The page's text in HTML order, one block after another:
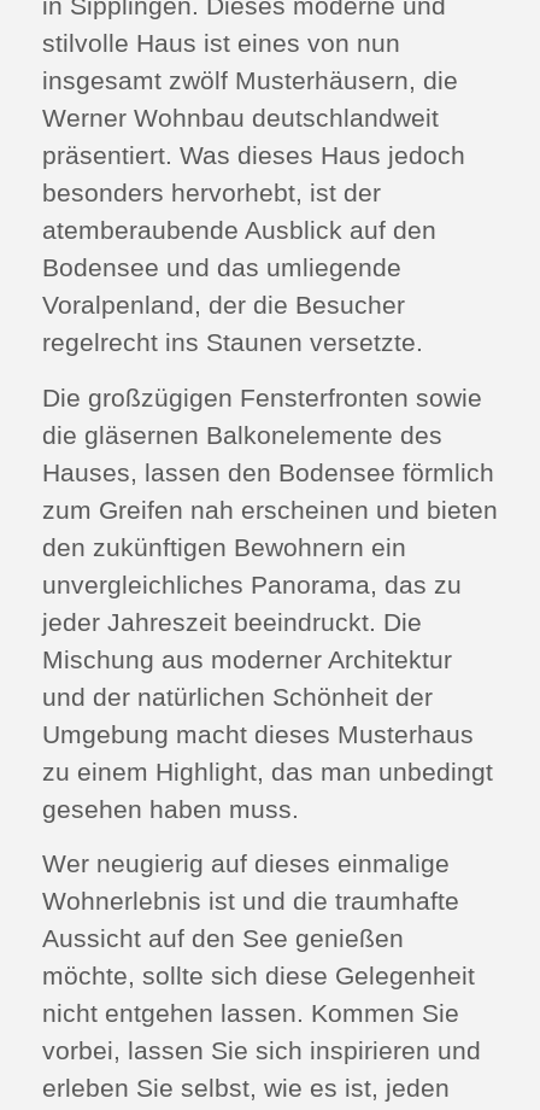
in Sipplingen. Dieses moderne und
stilvolle Haus ist eines von nun
insgesamt zwölf Musterhäusern, die
Werner Wohnbau deutschlandweit
präsentiert. Was dieses Haus jedoch
besonders hervorhebt, ist der
atemberaubende Ausblick auf den
Bodensee und das umliegende
Voralpenland, der die Besucher
regelrecht ins Staunen versetzte.
Die großzügigen Fensterfronten sowie
die gläsernen Balkonelemente des
Hauses, lassen den Bodensee förmlich
zum Greifen nah erscheinen und bieten
den zukünftigen Bewohnern ein
unvergleichliches Panorama, das zu
jeder Jahreszeit beeindruckt. Die
Mischung aus moderner Architektur
und der natürlichen Schönheit der
Umgebung macht dieses Musterhaus
zu einem Highlight, das man unbedingt
gesehen haben muss.
Wer neugierig auf dieses einmalige
Wohnerlebnis ist und die traumhafte
Aussicht auf den See genießen
möchte, sollte sich diese Gelegenheit
nicht entgehen lassen. Kommen Sie
vorbei, lassen Sie sich inspirieren und
erleben Sie selbst, wie es ist, jeden